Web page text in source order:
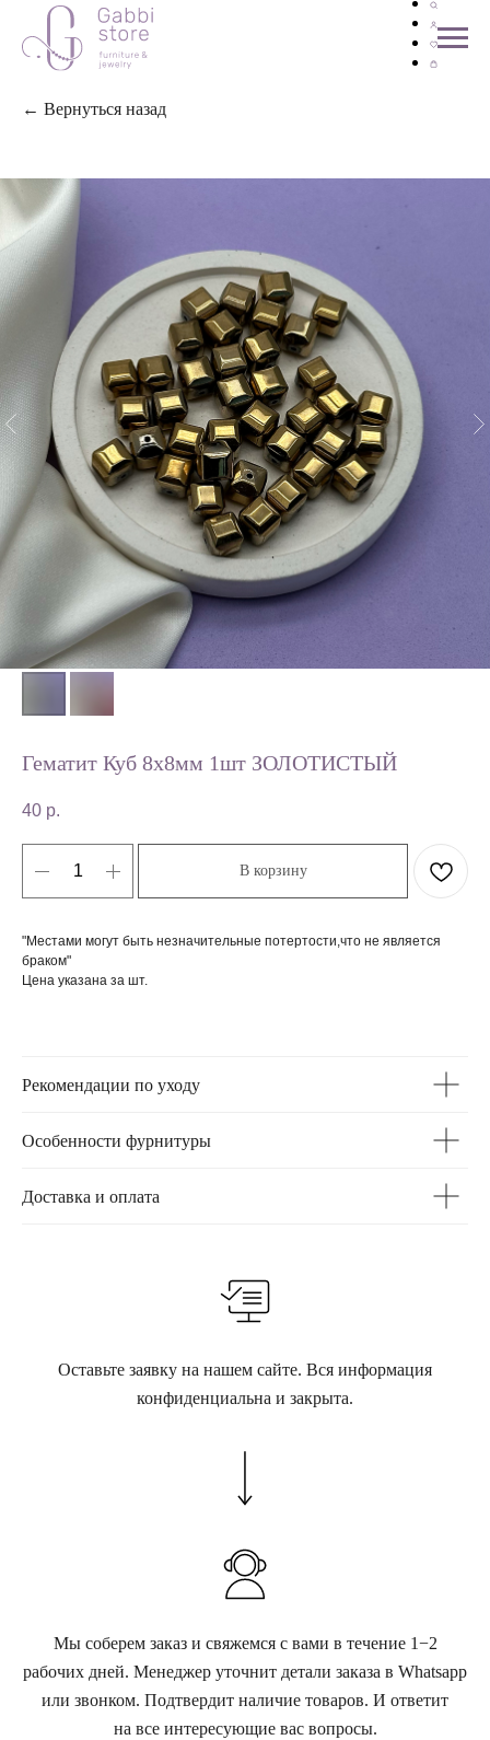
← Вернуться назад
Гематит Куб 8х8мм 1шт ЗОЛОТИСТЫЙ
40 р.
В корзину
"Местами могут быть незначительные потертости,что не является
браком"
Цена указана за шт.
Рекомендации по уходу
Особенности фурнитуры
Доставка и оплата
Оставьте заявку на нашем сайте. Вся информация
конфиденциальна и закрыта.
Мы соберем заказ и свяжемся с вами в течение 1−2
рабочих дней. Менеджер уточнит детали заказа в Whatsapp
или звонком. Подтвердит наличие товаров. И ответит
на все интересующие вас вопросы.